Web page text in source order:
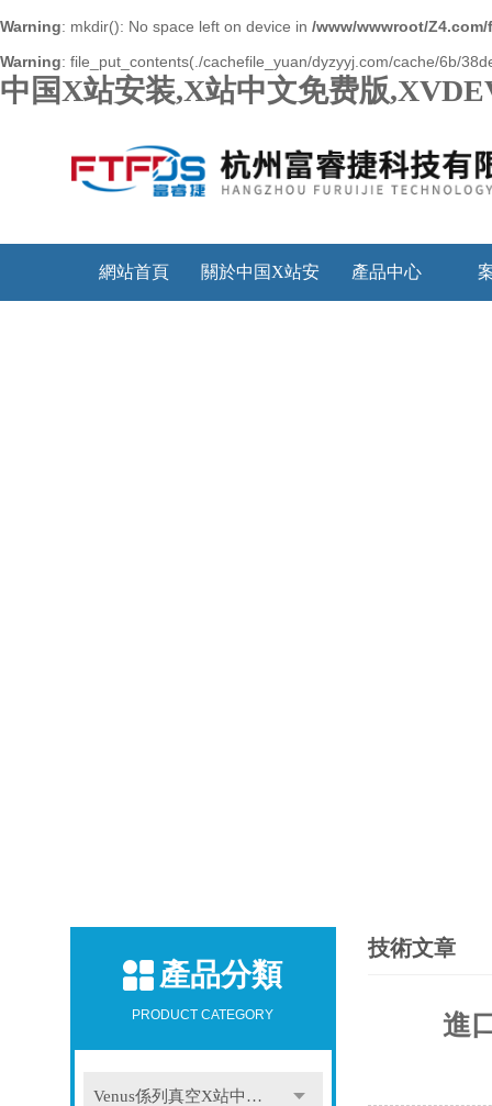
Warning: mkdir(): No space left on device in /www/wwwroot/
Warning: file_put_contents(./cachefile_yuan/dyzyyj.com/cache/6b/
中国X站安装,X站中文免费版
網站首頁 關於中国X站安 產品中心
產品分類
PRODUCT CATEGORY
Venus係列真空X站中文免费版
技術文章
進